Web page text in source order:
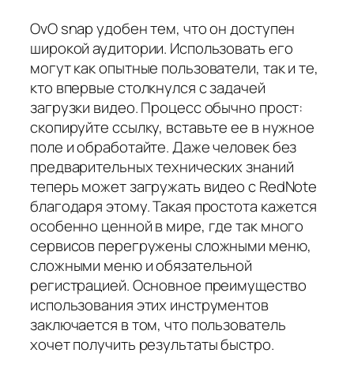
OvO snap удобен тем, что он доступен
широкой аудитории. Использовать его
могут как опытные пользователи, так и те,
кто впервые столкнулся с задачей
загрузки видео. Процесс обычно прост:
скопируйте ссылку, вставьте ее в нужное
поле и обработайте. Даже человек без
предварительных технических знаний
теперь может загружать видео с RedNote
благодаря этому. Такая простота кажется
особенно ценной в мире, где так много
сервисов перегружены сложными меню,
сложными меню и обязательной
регистрацией. Основное преимущество
использования этих инструментов
заключается в том, что пользователь
хочет получить результаты быстро.